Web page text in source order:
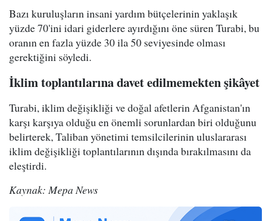
Bazı kuruluşların insani yardım bütçelerinin yaklaşık
yüzde 70'ini idari giderlere ayırdığını öne süren Turabi, bu
oranın en fazla yüzde 30 ila 50 seviyesinde olması
gerektiğini söyledi.
İklim toplantılarına davet edilmemekten şikâyet
Turabi, iklim değişikliği ve doğal afetlerin Afganistan'ın
karşı karşıya olduğu en önemli sorunlardan biri olduğunu
belirterek, Taliban yönetimi temsilcilerinin uluslararası
iklim değişikliği toplantılarının dışında bırakılmasını da
eleştirdi.
Kaynak: Mepa News